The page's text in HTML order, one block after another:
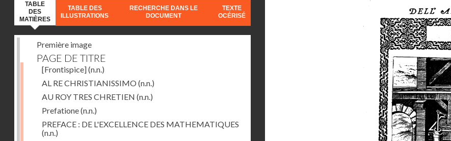
TABLE
DES
MATIÈRES
TABLE DES
ILLUSTRATIONS
RECHERCHE DANS LE
DOCUMENT
TEXTE
OCÉRISÉ
Première image
PAGE DE TITRE
[Frontispice](n.n.)
AL RE CHRISTIANISSIMO (n.n.)
AU ROY TRES CHRETIEN (n.n.)
Prefatione(n.n.)
PREFACE : DE L'EXCELLENCE DES MATHEMATIQUES
(n.n.)